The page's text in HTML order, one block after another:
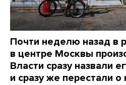
Почти неделю назад в
в центре Москвы
Власти сразу назвали
и сразу же перестали о